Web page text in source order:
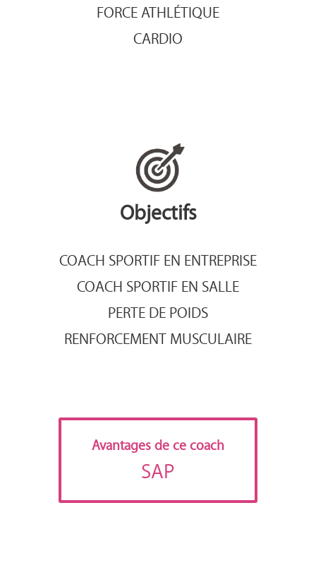
FORCE ATHLÉTIQUE
CARDIO
Objectifs
COACH SPORTIF EN ENTREPRISE
COACH SPORTIF EN SALLE
PERTE DE POIDS
RENFORCEMENT MUSCULAIRE
Avantages de ce coach
SAP